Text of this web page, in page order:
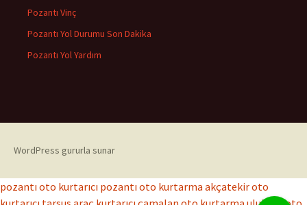
Pozantı Vinç
Pozantı Yol Durumu Son Dakika
Pozantı Yol Yardım
WordPress gururla sunar
pozantı oto kurtarıcı pozantı oto kurtarma akçatekir oto